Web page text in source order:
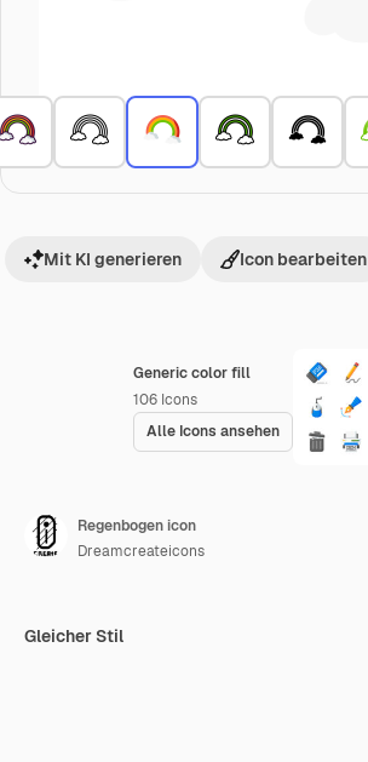
Generic color fill
106 Icons
Alle Icons ansehen
Mit KI generieren Icon bearbeiten
Regenbogen icon
Dreamcreateicons
Gleicher Stil